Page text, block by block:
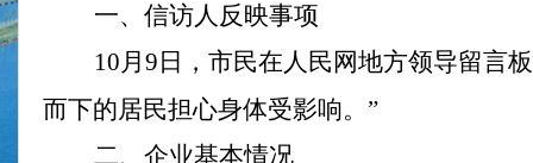
一、信访人反映事项
10 月 9 日，市民在人民网地方领导留言
而下的居民担心身体受影响。”
二、企业基本情况